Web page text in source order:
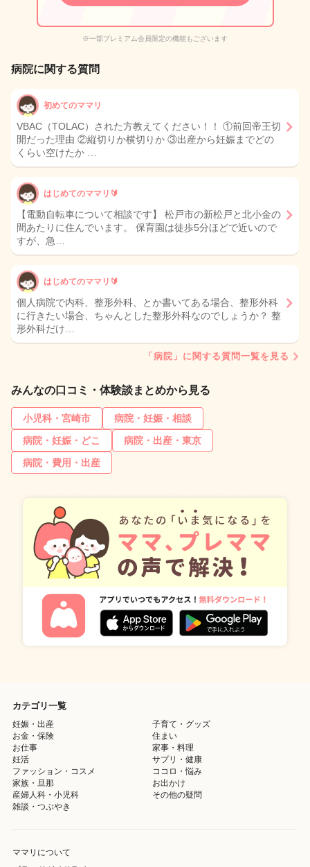
※一部プレミアム会員限定の機能もございます
病院に関する質問
初めてのママリ
VBAC（TOLAC）された方教えてください！！ ①前回帝王切
開だった理由 ②縦切りか横切りか ③出産から妊娠までどの
くらい空けたか …
はじめてのママリ🔰
【電動自転車について相談です】 松戸市の新松戸と北小金の
間あたりに住んでいます。 保育園は徒歩5分ほどで近いので
すが、急…
はじめてのママリ🔰
個人病院で内科、整形外科、とか書いてある場合、整形外科
に行きたい場合、ちゃんとした整形外科なのでしょうか？ 整
形外科だけ…
「病院」に関する質問一覧を見る
みんなの口コミ・体験談まとめから見る
小児科・宮崎市
病院・妊娠・相談
病院・妊娠・どこ
病院・出産・東京
病院・費用・出産
カテゴリ一覧
妊娠・出産
子育て・グッズ
お金・保険
住まい
お仕事
家事・料理
妊活
サプリ・健康
ファッション・コスメ
ココロ・悩み
家族・旦那
お出かけ
産婦人科・小児科
その他の疑問
雑談・つぶやき
ママリについて